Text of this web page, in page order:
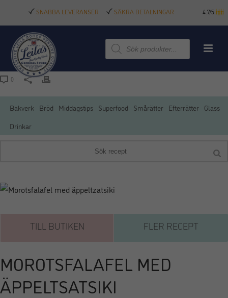
SNABBA LEVERANSER SÄKRA BETALNINGAR 4.7/5
Produktsökning
0
Bakverk Bröd Middagstips Superfood Smårätter Efterrätter Glass
Drinkar
TILL BUTIKEN FLER RECEPT
MOROTSFALAFEL MED
ÄPPELTSATSIKI